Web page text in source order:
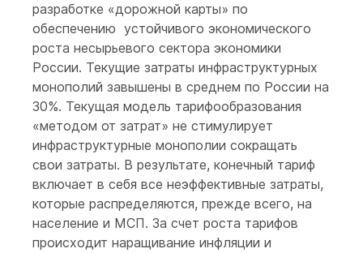
разработке «дорожной карты» по
обеспечению устойчивого экономического
роста несырьевого сектора экономики
России. Текущие затраты инфраструктурных
монополий завышены в среднем по России на
30%. Текущая модель тарифообразования
«методом от затрат» не стимулирует
инфраструктурные монополии сокращать
свои затраты. В результате, конечный тариф
включает в себя все неэффективные затраты,
которые распределяются, прежде всего, на
население и МСП. За счет роста тарифов
происходит наращивание инфляции и